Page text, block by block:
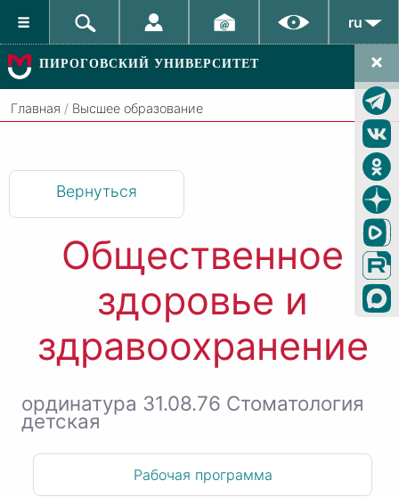
ru
ПИРОГОВСКИЙ УНИВЕРСИТЕТ
Главная / Высшее образование
Вернуться
Общественное
здоровье и
здравоохранение
ординатура 31.08.76 Стоматология
детская
Рабочая программа